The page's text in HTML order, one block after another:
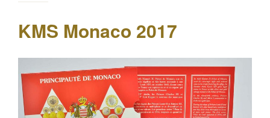
KMS Monaco 2017